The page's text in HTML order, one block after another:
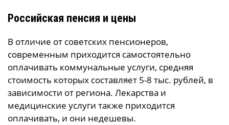
Российская пенсия и цены
В отличие от советских пенсионеров,
современным приходится самостоятельно
оплачивать коммунальные услуги, средняя
стоимость которых составляет 5-8 тыс. рублей, в
зависимости от региона. Лекарства и
медицинские услуги также приходится
оплачивать, и они недешевы.